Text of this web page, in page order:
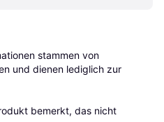
stammen von
und dienen lediglich zur
bemerkt, das nicht